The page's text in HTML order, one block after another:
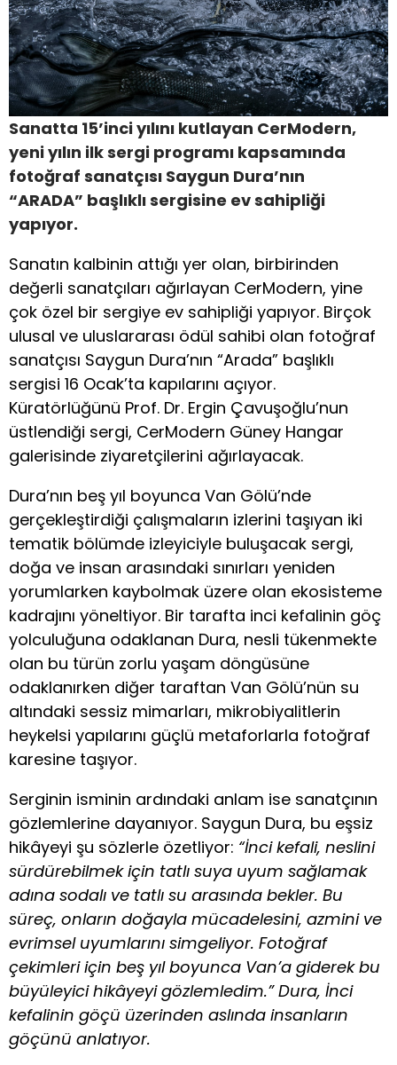
Sanatta 15’inci yılını kutlayan CerModern,
yeni yılın ilk sergi programı kapsamında
fotoğraf sanatçısı Saygun Dura’nın
“ARADA” başlıklı sergisine ev sahipliği
yapıyor.
Sanatın kalbinin attığı yer olan, birbirinden
değerli sanatçıları ağırlayan CerModern, yine
çok özel bir sergiye ev sahipliği yapıyor. Birçok
ulusal ve uluslararası ödül sahibi olan fotoğraf
sanatçısı Saygun Dura’nın “Arada” başlıklı
sergisi 16 Ocak’ta kapılarını açıyor.
Küratörlüğünü Prof. Dr. Ergin Çavuşoğlu’nun
üstlendiği sergi, CerModern Güney Hangar
galerisinde ziyaretçilerini ağırlayacak.
Dura’nın beş yıl boyunca Van Gölü’nde
gerçekleştirdiği çalışmaların izlerini taşıyan iki
tematik bölümde izleyiciyle buluşacak sergi,
doğa ve insan arasındaki sınırları yeniden
yorumlarken kaybolmak üzere olan ekosisteme
kadrajını yöneltiyor. Bir tarafta inci kefalinin göç
yolculuğuna odaklanan Dura, nesli tükenmekte
olan bu türün zorlu yaşam döngüsüne
odaklanırken diğer taraftan Van Gölü’nün su
altındaki sessiz mimarları, mikrobiyalitlerin
heykelsi yapılarını güçlü metaforlarla fotoğraf
karesine taşıyor.
Serginin isminin ardındaki anlam ise sanatçının
gözlemlerine dayanıyor. Saygun Dura, bu eşsiz
hikâyeyi şu sözlerle özetliyor: “İnci kefali, neslini
sürdürebilmek için tatlı suya uyum sağlamak
adına sodalı ve tatlı su arasında bekler. Bu
süreç, onların doğayla mücadelesini, azmini ve
evrimsel uyumlarını simgeliyor. Fotoğraf
çekimleri için beş yıl boyunca Van’a giderek bu
büyüleyici hikâyeyi gözlemledim.” Dura, İnci
kefalinin göçü üzerinden aslında insanların
göçünü anlatıyor.